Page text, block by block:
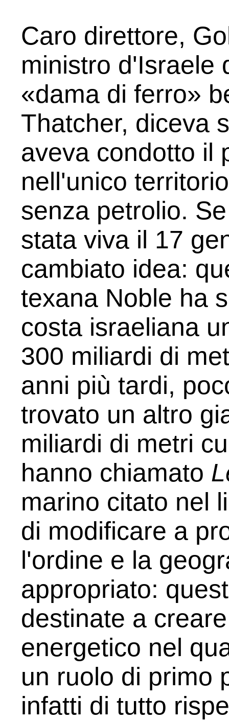
Caro direttore,
ministro d'Israele
«dama di ferro»
Thatcher, diceva
aveva condotto il
nell'unico
senza petrolio.
stata viva il 17
cambiato idea:
texana Noble ha
costa israeliana
300 miliardi di
anni più tardi,
trovato un altro
miliardi di metri
hanno chiamato
marino citato nel
di modificare a
l'ordine e la
appropriato:
destinate a
energetico nel
un ruolo di primo
infatti di tutto